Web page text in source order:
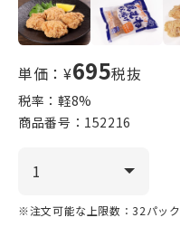
単価：¥695税抜
税率：軽8%
商品番号： 152216
※注文可能な上限数：32パック